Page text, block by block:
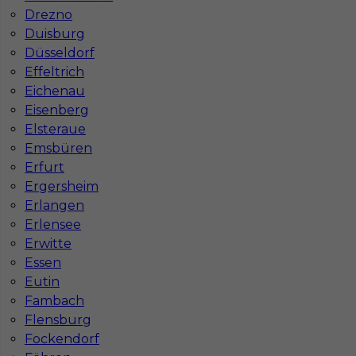
Drezno
Duisburg
Düsseldorf
Effeltrich
Eichenau
Eisenberg
Elsteraue
Emsbüren
Erfurt
Ergersheim
Erlangen
Erlensee
Erwitte
Essen
Eutin
Fambach
Flensburg
Fockendorf
Witryna korzysta z ciasteczek